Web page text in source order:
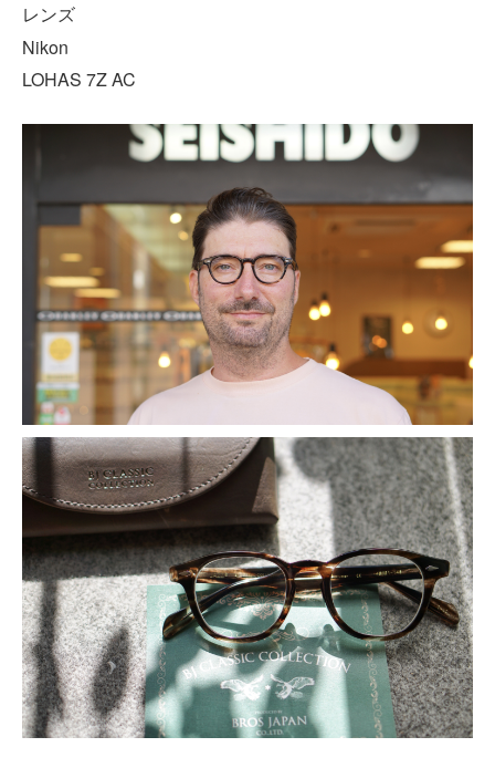
レンズ
Nikon
LOHAS 7Z AC